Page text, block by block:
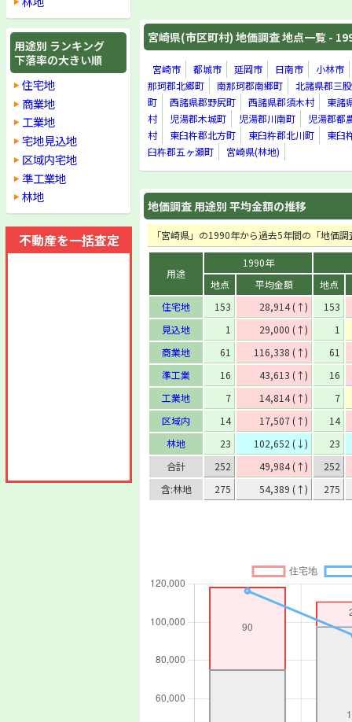
宮崎県(市区町村) 地価調査 地点一覧 -
宮崎市 都城市 延岡市 日南市
小林市
那珂郡北郷町
南那珂郡南郷町
北諸県郡三
町
西諸県郡野尻町 西諸県郡須木村
東諸
村
児湯郡木城町 児湯郡川南町
児湯郡都
村
東臼杵郡北方町 東臼杵郡北川町
東臼
臼杵郡五ヶ瀬町
宮崎県(林地)
地価調査 用途別 平均金額の推移
「宮崎県」の1990年から過去5年間の「地価
用途
1990年
地点
平均金額
地点
住宅地
153 28,914 (↑)
153
見込地
1 29,000 (↑)
1
商業地
61 116,338 (↑)
61
準工業
16 43,613 (↑)
16
工業地
7 14,814 (↑)
7
区域内
14 17,507 (↑)
14
林地
23 102,652 (↓)
23
合計
252 49,984 (↑)
252
含:林地
275 54,389 (↑) 275
用途別 ランキング
下落率の大きい順
住宅地
商業地
工業地
宅地見込地
区域内宅地
準工業地
林地
不動産を一括査定